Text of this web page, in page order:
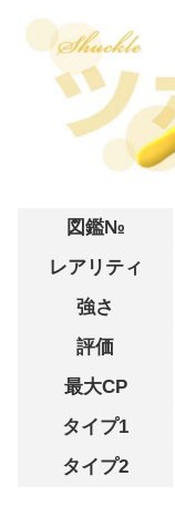
図鑑№
レアリティ
強さ
評価
最大CP
タイプ1
タイプ2